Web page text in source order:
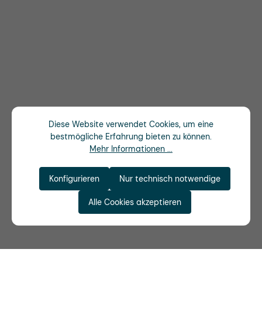
Diese Website verwendet Cookies, um eine
bestmögliche Erfahrung bieten zu können.
Mehr Informationen ...
Nur technisch notwendige
Konfigurieren
Alle Cookies akzeptieren